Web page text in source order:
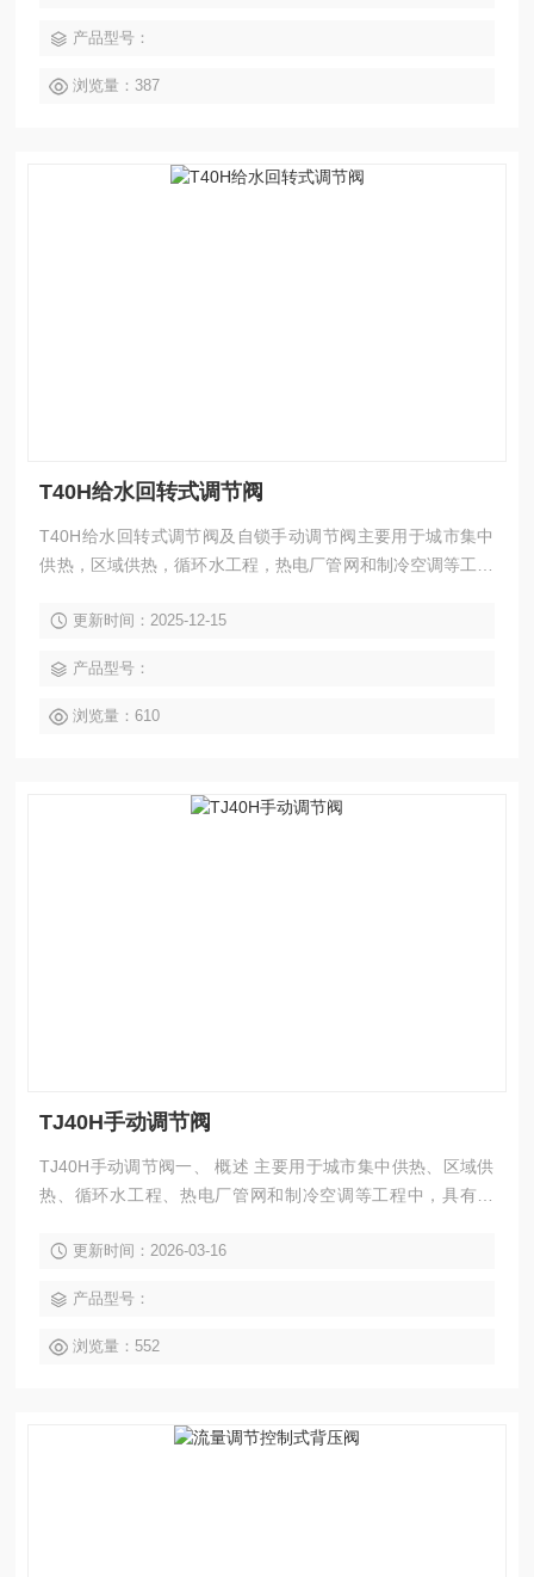
产品型号：
浏览量：387
T40H给水回转式调节阀
T40H给水回转式调节阀及自锁手动调节阀主要用于城市集中
供热，区域供热，循环水工程，热电厂管网和制冷空调等工程
可取代节流孔板，是一种可改变孔径的节流装置。红阀手动调
自动控制阀门的开度，从而达到介质流量、压力和液位的调
节。调节阀分
更新时间：2025-12-15
产品型号：
浏览量：610
TJ40H手动调节阀
TJ40H手动调节阀一、 概述 主要用于城市集中供热、区域供
热、循环水工程、热电厂管网和制冷空调等工程中，具有截
径的节流装置，介质温度：≤425℃。
更新时间：2026-03-16
产品型号：
浏览量：552